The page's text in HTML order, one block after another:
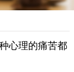
心理的痛苦都